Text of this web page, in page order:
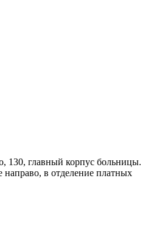
130, главный корпус больницы.
в отделение платных